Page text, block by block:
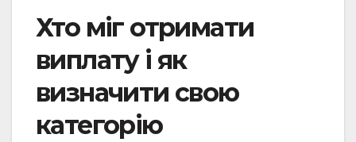
Хто міг отримати
виплату і як
визначити свою
категорію